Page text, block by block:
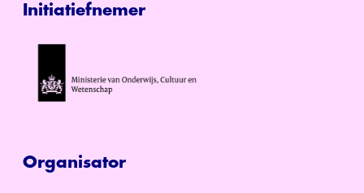
Initiatiefnemer
Organisator